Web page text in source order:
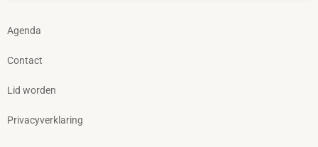
Agenda
Contact
Lid worden
Privacyverklaring